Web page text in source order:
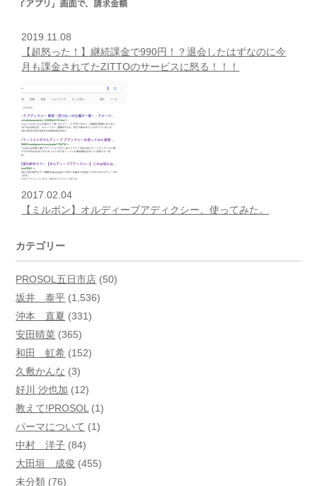
2019.11.08
【超怒った！】継続課金で990円！？退会したはずなのに今
月も課金されてたZITTOのサービスに怒る！！！
2017.02.04
【ミルボン】オルディーブアディクシー、使ってみた。
カテゴリー
PROSOL五日市店 (50)
坂井 泰平 (1,536)
沖本 直夏 (331)
安田晴菜 (365)
和田 虹希 (152)
久敷かんな (3)
好川 沙也加 (12)
教えて!PROSOL (1)
パーマについて (1)
中村 洋子 (84)
大田垣 成俊 (455)
未分類 (76)